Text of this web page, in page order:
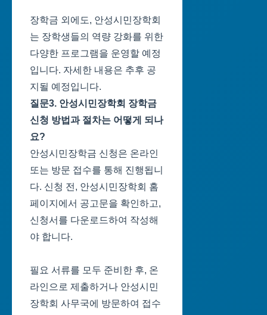
장학금 외에도, 안성시민장학회
는 장학생들의 역량 강화를 위한
다양한 프로그램을 운영할 예정
입니다. 자세한 내용은 추후 공
지될 예정입니다.
질문3. 안성시민장학회 장학금
신청 방법과 절차는 어떻게 되나
요?
안성시민장학금 신청은 온라인
또는 방문 접수를 통해 진행됩니
다. 신청 전, 안성시민장학회 홈
페이지에서 공고문을 확인하고,
신청서를 다운로드하여 작성해
야 합니다.
필요 서류를 모두 준비한 후, 온
라인으로 제출하거나 안성시민
장학회 사무국에 방문하여 접수